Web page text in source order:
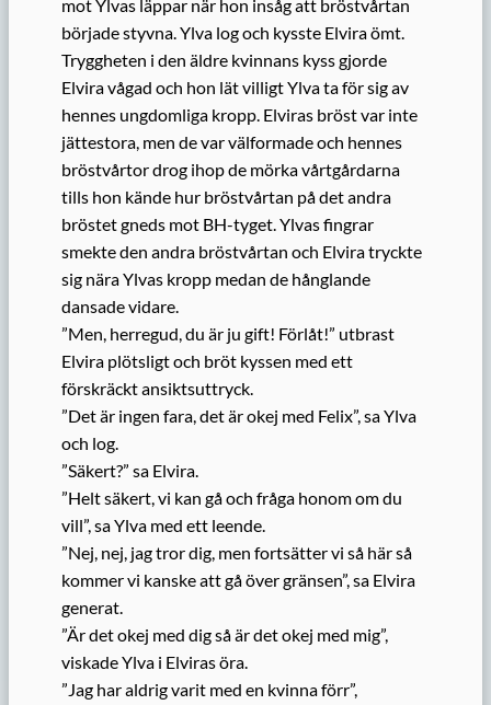
mot Ylvas läppar när hon insåg att bröstvårtan
började styvna. Ylva log och kysste Elvira ömt.
Tryggheten i den äldre kvinnans kyss gjorde
Elvira vågad och hon lät villigt Ylva ta för sig av
hennes ungdomliga kropp. Elviras bröst var inte
jättestora, men de var välformade och hennes
bröstvårtor drog ihop de mörka vårtgårdarna
tills hon kände hur bröstvårtan på det andra
bröstet gneds mot BH-tyget. Ylvas fingrar
smekte den andra bröstvårtan och Elvira tryckte
sig nära Ylvas kropp medan de hånglande
dansade vidare.
”Men, herregud, du är ju gift! Förlåt!” utbrast
Elvira plötsligt och bröt kyssen med ett
förskräckt ansiktsuttryck.
”Det är ingen fara, det är okej med Felix”, sa Ylva
och log.
”Säkert?” sa Elvira.
”Helt säkert, vi kan gå och fråga honom om du
vill”, sa Ylva med ett leende.
”Nej, nej, jag tror dig, men fortsätter vi så här så
kommer vi kanske att gå över gränsen”, sa Elvira
generat.
”Är det okej med dig så är det okej med mig”,
viskade Ylva i Elviras öra.
”Jag har aldrig varit med en kvinna förr”,